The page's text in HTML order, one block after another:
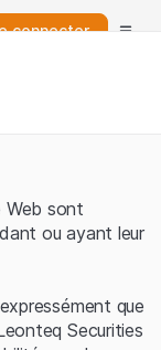
connecter
Web sont
ou ayant leur
que
Securities